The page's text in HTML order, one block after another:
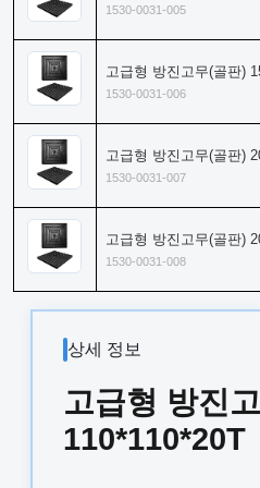
1530-0031-005
고급형 방진고무(골판)
1530-0031-006
고급형 방진고무(골판)
1530-0031-007
고급형 방진고무(골판)
1530-0031-008
상세 정보
고급형 방진
110*110*20T